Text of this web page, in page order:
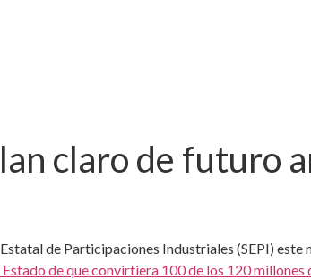
claro de futuro
de Participaciones Industriales (SEPI)
de que convirtiera 100 de los 120 millones